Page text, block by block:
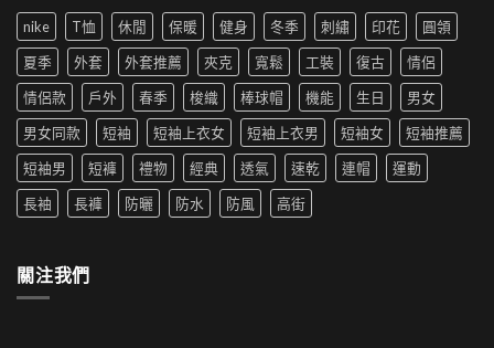
尚
革
新〉
中
為
夏
季
新
寵〉
中
生
穿
搭
推
薦|
女
生
穿
推
薦〉
中
用
洗
衣
機
嗎
防
水
外
套
清
洗〉
nike T恤 休閒 保暖 健身 冬季 刺繡 印花
圓領
夏季
外套 外套推薦 夾克 寬鬆 工裝 復古
情侶
情侶款
戶外 春季 梭織 棒球帽 機能 生日
男女
男女同款
短袖 短袖上衣女 短袖上衣男 短袖女
短袖推薦
短袖男
短褲 禮物 經典 透氣 速乾 連帽
運動
長袖
長褲 防曬 防水 防風 高街
關注我們